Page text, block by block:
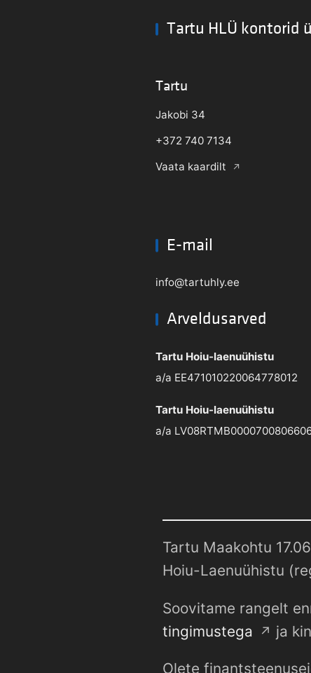
Tartu HLÜ kontorid
Tartu
Jakobi 34
+372 740 7134
Vaata kaardilt
E-mail
info@tartuhly.ee
Arveldusarved
Tartu Hoiu-laenuühistu
a/a EE471010220064778012
Tartu Hoiu-laenuühistu
a/a
Tartu Maakohtu
Hoiu-Laenuühistu
Soovitame rangelt
tingimustega
ja
Olete